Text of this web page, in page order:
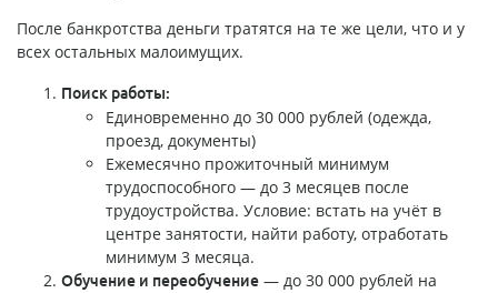
После банкротства деньги тратятся на те же цели, что и у
всех остальных малоимущих.
Поиск работы:
Единовременно до 30 000 рублей (одежда,
проезд, документы)
Ежемесячно прожиточный минимум
трудоспособного — до 3 месяцев после
трудоустройства. Условие: встать на учёт в
центре занятости, найти работу, отработать
минимум 3 месяца.
Обучение и переобучение — до 30 000 рублей на